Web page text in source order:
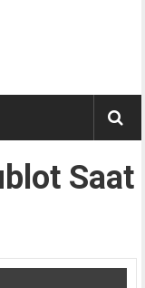
Saat